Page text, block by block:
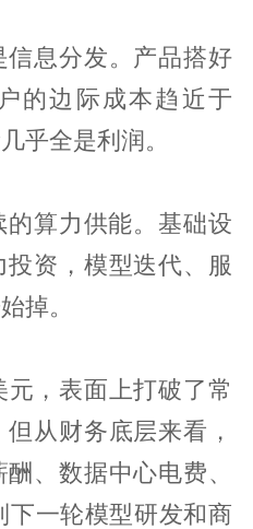
息分发。产品搭好
的边际成本趋近于
乎全是利润。
算力供能。基础设
资，模型迭代、服
掉。
，表面上打破了常
从财务底层来看，
、数据中心电费、
下一轮模型研发和商